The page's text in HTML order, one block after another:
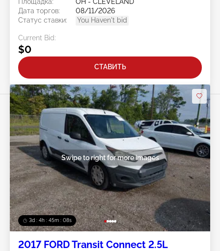
Дата торгов:
08/11/2026
Статус ставки:
You Haven't bid
Current Bid:
$0
СТАВИТЬ
3d : 4h : 45m : 05s
Swipe to right for more images
2017 FORD Transit Connect 2.5L